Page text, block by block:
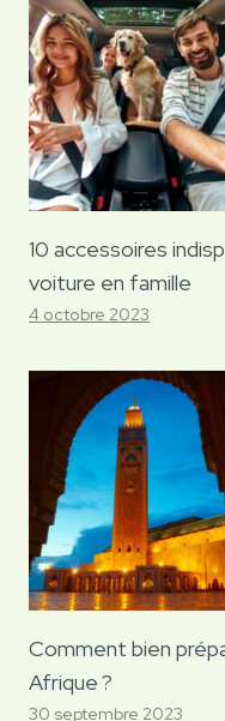
10 accessoires
voiture en famille
4 octobre 2023
Comment bien
Afrique ?
30 septembre 2023